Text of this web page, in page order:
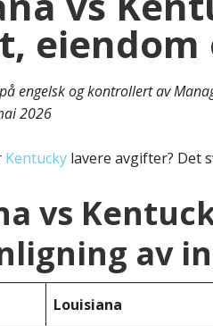
eiendom
engelsk og kontrollert av
2026
Kentucky lavere avgifter? Det
vs
av
Louisiana